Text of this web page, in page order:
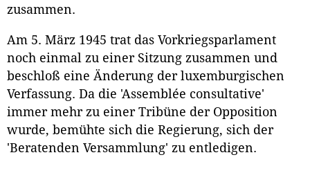
zusammen.
Am 5. März 1945 trat das Vorkriegsparlament
noch einmal zu einer Sitzung zusammen und
beschloß eine Änderung der luxemburgischen
Verfassung. Da die 'Assemblée consultative'
immer mehr zu einer Tribüne der Opposition
wurde, bemühte sich die Regierung, sich der
'Beratenden Versammlung' zu entledigen.